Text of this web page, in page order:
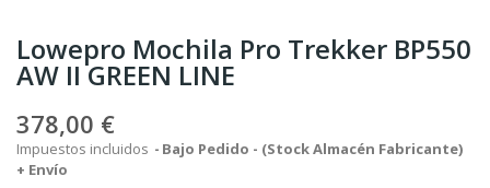
Lowepro Mochila Pro Trekker BP550
AW II GREEN LINE
378,00 €
Impuestos incluidos
Bajo Pedido - (Stock Almacén Fabricante)
+ Envío